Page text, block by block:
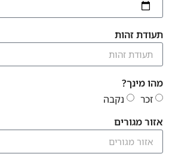
תעודת זהות
מהו מינך?
זכר
נקבה
אזור מגורים